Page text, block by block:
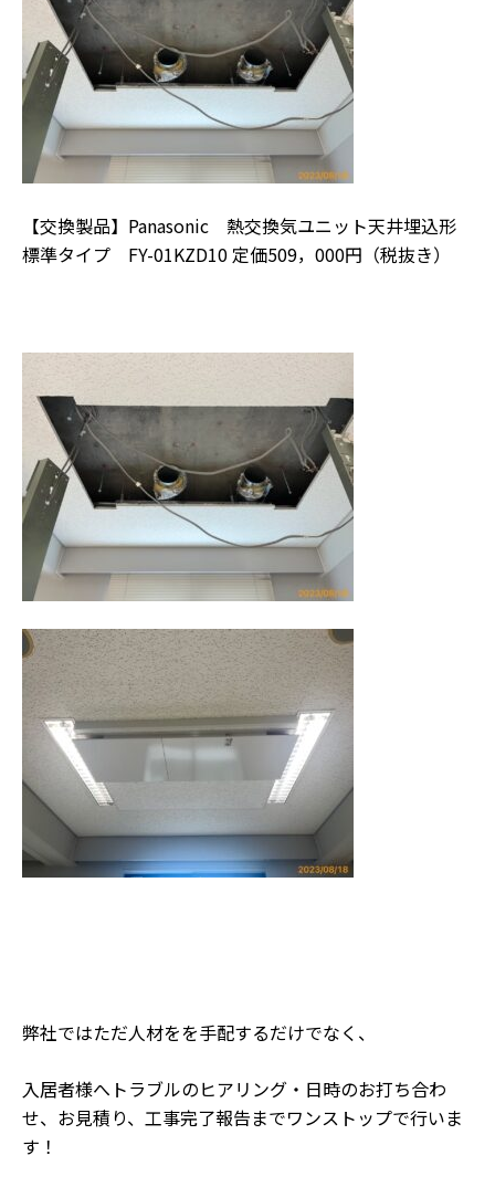
【交換製品】Panasonic 熱交換気ユニット天井埋込形
標準タイプ FY-01KZD10 定価509，000円（税抜き）
弊社ではただ人材をを手配するだけでなく、
入居者様へトラブルのヒアリング・日時のお打ち合わ
せ、お見積り、工事完了報告までワンストップで行いま
す！